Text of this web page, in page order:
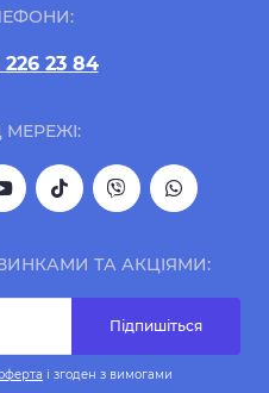
23 84
ТА АКЦІЯМИ:
Підпишіться
і згоден з вимогами